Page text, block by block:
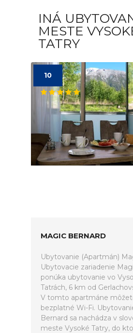
INÁ
MESTE
TATRY
10
MAGIC BERNARD
Ubytovanie (Apartmán)
Ubytovacie zariadenie
ponúka ubytovanie vo
Tatrách, 6 km od
V tomto apartmáne
bezplatné Wi-Fi.
Bernard sa nachádza v
meste Vysoké Tatry, do